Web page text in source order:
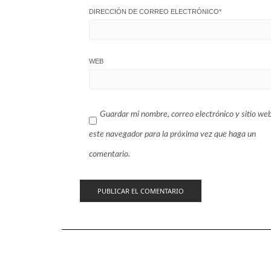
DIRECCIÓN DE CORREO ELECTRÓNICO*
WEB
Guardar mi nombre, correo electrónico y sitio
este navegador para la próxima vez que haga un
comentario.